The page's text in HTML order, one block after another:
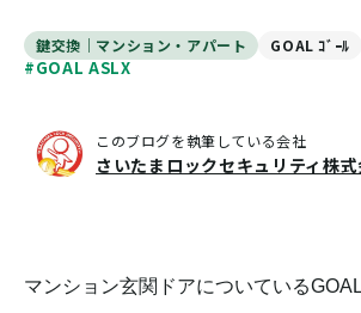
鍵交換｜マンション・アパート GOAL ｺﾞｰﾙ
#GOAL ASLX
このブログを執筆している会社
さいたまロックセキュリティ株
マンション玄関ドアについている